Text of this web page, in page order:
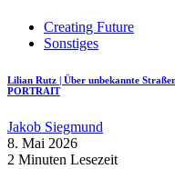
Creating Future
Sonstiges
Lilian Rutz | Über unbekannte
PORTRAIT
Jakob Siegmund
8. Mai 2026
2 Minuten Lesezeit